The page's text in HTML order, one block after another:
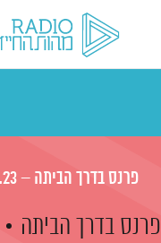
פרנס בדרך הביתה – 14.8.23
פרנס בדרך הביתה